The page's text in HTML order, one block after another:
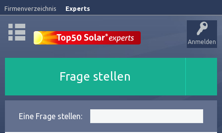
Firmenverzeichnis Experts
Anmelden
Frage stellen
Eine Frage stellen: